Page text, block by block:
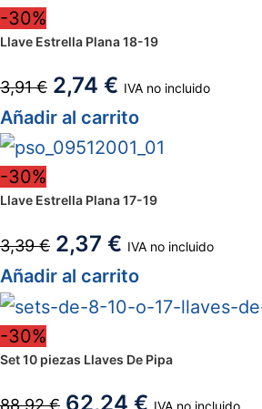
-30%
Llave Estrella Plana 18-19
3,91€ 2,74 € IVA no incluido
Añadir al carrito
-30%
Llave Estrella Plana 17-19
3,39€ 2,37 € IVA no incluido
Añadir al carrito
-30%
Set 10 piezas Llaves De Pipa
88,92€ 62,24 € IVA no incluido